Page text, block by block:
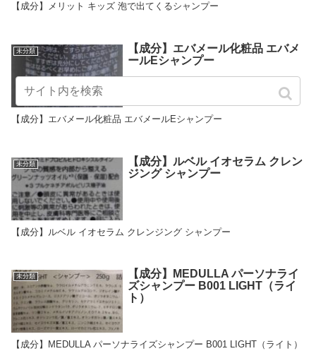
【成分】メリット キッズ 泡で出てくるシャンプー
未分類
【成分】エバメール化粧品 エバメ
ールEシャンプー
【成分】エバメール化粧品 エバメールEシャンプー
未分類
【成分】ルベル イオセラム クレン
ジング シャンプー
【成分】ルベル イオセラム クレンジング シャンプー
未分類
【成分】MEDULLA パーソナライ
ズシャンプー B001 LIGHT（ライ
ト）
【成分】MEDULLA パーソナライズシャンプー B001 LIGHT（ライト）